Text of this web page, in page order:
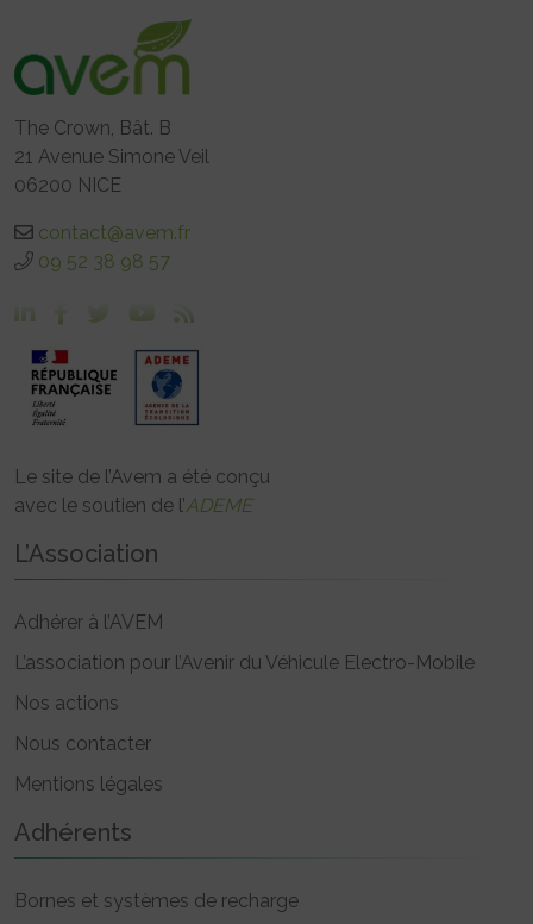
The Crown, Bât. B
21 Avenue Simone Veil
06200 NICE
contact@avem.fr
09 52 38 98 57
Le site de l’Avem a été conçu
avec le soutien de l’ADEME
L’Association
Adhérer à l’AVEM
L’association pour l’Avenir du Véhicule Electro-Mobile
Nos actions
Nous contacter
Mentions légales
Adhérents
Bornes et systèmes de recharge